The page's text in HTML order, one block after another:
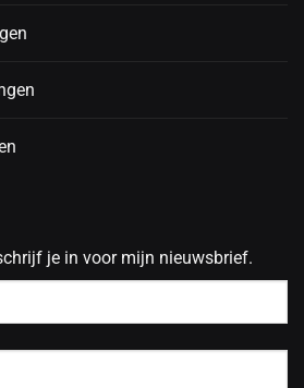
je in voor mijn nieuwsbrief.